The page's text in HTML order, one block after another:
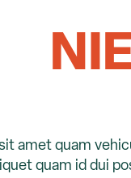
amet quam
quam id dui